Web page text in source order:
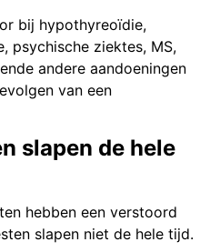
bij hypothyreoïdie,
psychische ziektes, MS,
andere aandoeningen
van een
slapen de hele
hebben een verstoord
slapen niet de hele tijd.